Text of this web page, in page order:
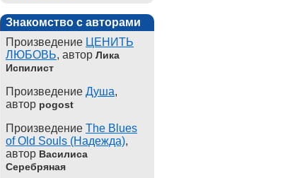
Знакомство с авторами
Произведение ЦЕНИТЬ
ЛЮБОВЬ, автор Лика
Испилист
Произведение Душа,
автор pogost
Произведение The Blues
of Old Souls (Надежда),
автор Василиса
Серебряная